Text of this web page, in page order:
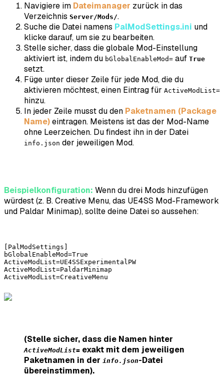
Navigiere im Dateimanager zurück in das
Verzeichnis Server/Mods/.
Suche die Datei namens PalModSettings.ini und
klicke darauf, um sie zu bearbeiten.
Stelle sicher, dass die globale Mod-Einstellung
aktiviert ist, indem du bGlobalEnableMod= auf True
setzt.
Füge unter dieser Zeile für jede Mod, die du
aktivieren möchtest, einen Eintrag für ActiveModList=
hinzu.
In jeder Zeile musst du den Paketnamen (Package
Name)eintragen. Meistens ist das der Mod-Name
ohne Leerzeichen. Du findest ihn in der Datei
info.json der jeweiligen Mod.
Beispielkonfiguration: Wenn du drei Mods hinzufügen
würdest (z. B. Creative Menu, das UE4SS Mod-Framework
und Paldar Minimap), sollte deine Datei so aussehen:
[PalModSettings]
bGlobalEnableMod=True
ActiveModList=UE4SSExperimentalPW
ActiveModList=PaldarMinimap
ActiveModList=CreativeMenu
(Stelle sicher, dass die Namen hinter
ActiveModList= exakt mit dem jeweiligen
Paketnamen in der info.json-Datei
übereinstimmen).